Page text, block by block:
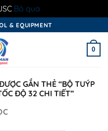
Bỏ qua
& EQUIPMENT
0
GẮN THẺ “BỘ TUÝP
ĐỘ 32 CHI TIẾT”